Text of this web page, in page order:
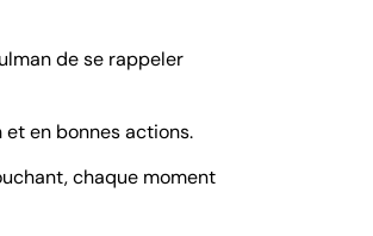
de se rappeler
en bonnes actions.
chaque moment